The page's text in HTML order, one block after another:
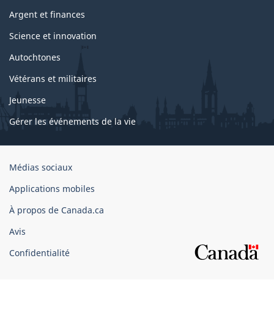
Argent et finances
Science et innovation
Autochtones
Vétérans et militaires
Jeunesse
Gérer les événements de la vie
Organisation
gouvernement
du
Canada
Médias sociaux
Applications mobiles
À propos de Canada.ca
Avis
Confidentialité